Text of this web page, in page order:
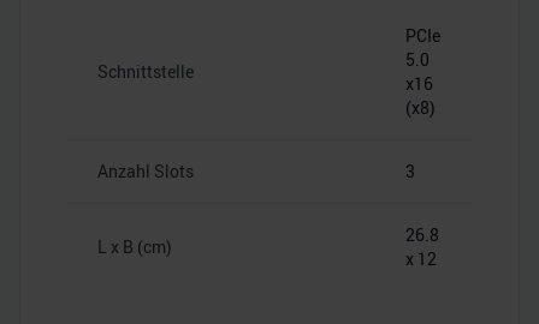
Schnittstelle
PCIe
5.0
x16
(x8)
Anzahl Slots 3
L x B (cm)
26.8
x 12